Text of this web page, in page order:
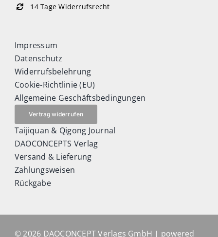
14 Tage Widerrufsrecht
Impressum
Datenschutz
Widerrufsbelehrung
Cookie-Richtlinie (EU)
Allgemeine Geschäftsbedingungen
Vertrag widerrufen
Taijiquan & Qigong Journal
DAOCONCEPTS Verlag
Versand & Lieferung
Zahlungsweisen
Rückgabe
© 2026 DAOCONCEPT Verlags GmbH | powered